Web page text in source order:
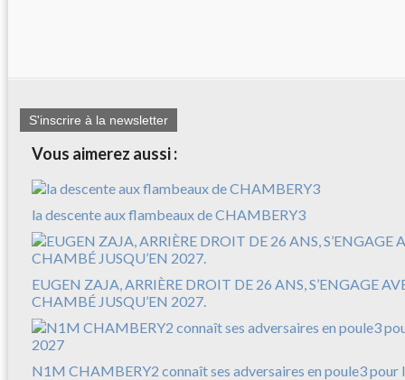
S'inscrire à la newsletter
Vous aimerez aussi :
la descente aux flambeaux de CHAMBERY3
EUGEN ZAJA, ARRIÈRE DROIT DE 26 ANS, S’ENGAGE
CHAMBÉ JUSQU’EN 2027.
N1M CHAMBERY2 connaît ses adversaires en poule3 pour